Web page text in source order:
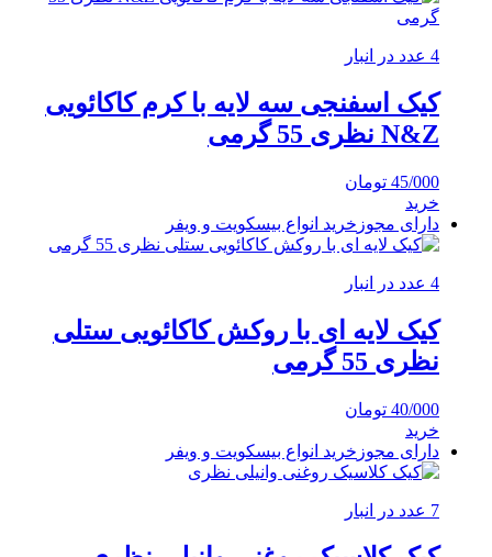
4 عدد در انبار
کیک اسفنجی سه لایه با کرم کاکائویی
N&Z نظری 55 گرمی
45/000 تومان
خرید
دارای مجوز خرید انواع بیسکویت و ویفر
4 عدد در انبار
کیک لایه ای با روکش کاکائویی ستلی
نظری 55 گرمی
40/000 تومان
خرید
دارای مجوز خرید انواع بیسکویت و ویفر
7 عدد در انبار